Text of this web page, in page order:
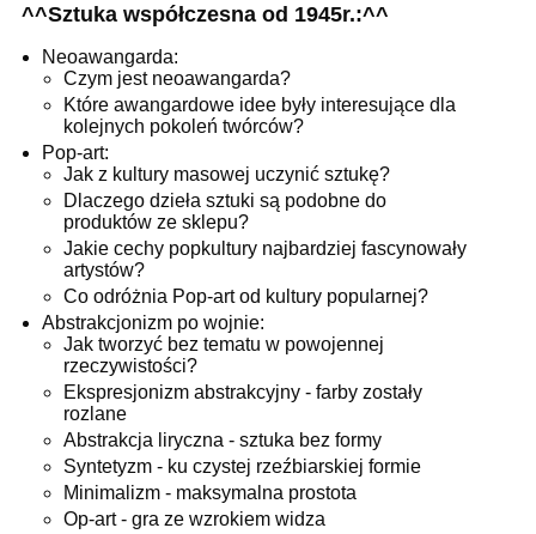
^^Sztuka współczesna od 1945r.:^^
Neoawangarda:
Czym jest neoawangarda?
Które awangardowe idee były interesujące dla
kolejnych pokoleń twórców?
Pop-art:
Jak z kultury masowej uczynić sztukę?
Dlaczego dzieła sztuki są podobne do
produktów ze sklepu?
Jakie cechy popkultury najbardziej fascynowały
artystów?
Co odróżnia Pop-art od kultury popularnej?
Abstrakcjonizm po wojnie:
Jak tworzyć bez tematu w powojennej
rzeczywistości?
Ekspresjonizm abstrakcyjny - farby zostały
rozlane
Abstrakcja liryczna - sztuka bez formy
Syntetyzm - ku czystej rzeźbiarskiej formie
Minimalizm - maksymalna prostota
Op-art - gra ze wzrokiem widza